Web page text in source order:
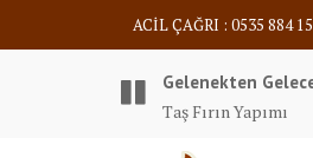
ACİL ÇAĞRI : 0535 884
Gelenekten
Taş Fırın Yapımı